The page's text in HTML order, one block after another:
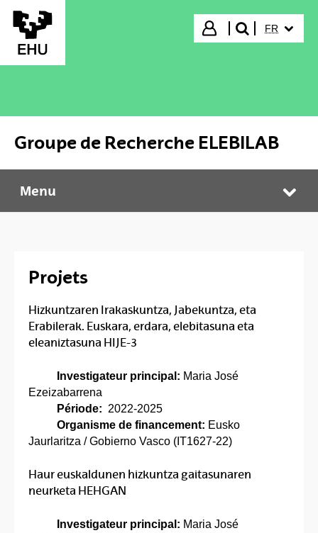
Saut au contenu principal
Ouverture de session
recherche"
FR
Groupe de Recherche ELEBILAB
Groupe de Recherche ELEBILAB
Menu
Projets
Hizkuntzaren Irakaskuntza, Jabekuntza, eta
Erabilerak. Euskara, erdara, elebitasuna eta
eleaniztasuna HIJE-3
Investigateur principal: Maria José
Ezeizabarrena
Période: 2022-2025
Organisme de financement: Eusko
Jaurlaritza / Gobierno Vasco (IT1627-22)
Haur euskaldunen hizkuntza gaitasunaren
neurketa HEHGAN
Investigateur principal: Maria José